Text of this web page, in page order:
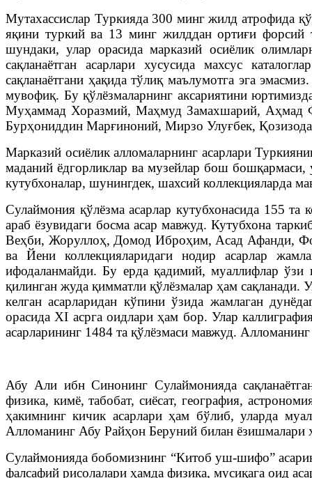
Мутахассислар Туркияда 300 минг жилд атрофида
яқини туркий ва 13 минг жилддан ортиғи форсий
шундаки, улар орасида марказий осиёлик
сақланаётган асарлари хусусида махсус
сақланаётгани ҳақида тўлиқ маълумотга эга
мувофиқ. Бу қўлёзмаларнинг аксариятини
Муҳаммад Хоразмий, Маҳмуд Замахшарий,
Бурҳониддин Марғиноний, Мирзо Улуғбек,
Марказий осиёлик алломаларнинг асарлари
маданий ёдгорликлар ва музейлар бош бошқармаси,
кутубхоналар, шунингдек, шахсий коллекцияларда
Сулаймония қўлёзма асарлар кутубхонасида 155
араб ёзувидаги босма асар мавжуд. Кутубхона
Веҳби, Жоруллоҳ, Домод Иброҳим, Асад Афанди,
ва Йени коллекцияларидаги нодир асарлар
ифодаланмайди. Бу ерда қадимий, муаллифлар ўзи
қилинган жуда қимматли қўлёзмалар ҳам
келган асарларидан кўпини ўзида жамлаган
орасида XI асрга оидлари ҳам бор. Улар
асарларининг 1484 та қўлёзмаси мавжуд.
Абу Али ибн Синонинг Сулаймонияда
физика, кимё, табобат, сиёсат, география,
ҳакимнинг кичик асарлари ҳам бўлиб, уларда
Алломанинг Абу Райҳон Беруний билан ёзишмалари
Сулаймонияда бобомизнинг “Китоб уш-шифо”
фалсафий рисолалари ҳамда физика, мусиқага оид